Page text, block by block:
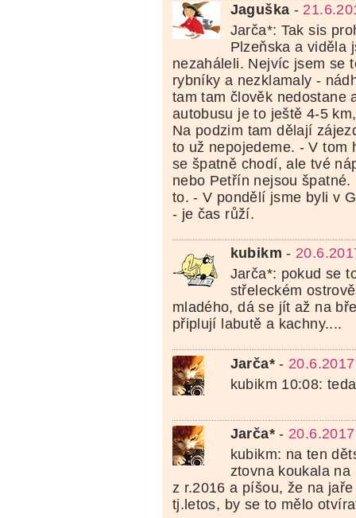
Jaguška -
Jarča*: Tak sis
Plzeňska a viděla
nezaháleli. Nejvíc jsem se
rybníky a nezklamaly -
tam tam člověk nedostane
autobusu je to ještě 4-5
Na podzim tam dělají
to už nepojedeme. - V tom
se špatně chodí, ale tvé
nebo Petřín nejsou
to. - V pondělí jsme byli v
- je čas růží.
kubikm -
Jarča*: pokud se
střeleckém
mladého, dá se jít až na
připlují labutě a kachny....
Jarča*-
kubikm 10:08:
Jarča*-
kubikm: na ten
ztovna koukala na
z r.2016 a píšou, že na
tj.letos, by se to mělo